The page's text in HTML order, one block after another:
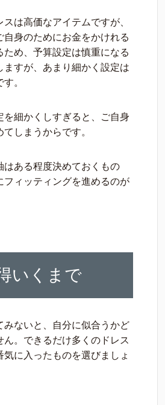
は高価なアイテムですが、
自身のためにお金をかけれる
ため、予算設定は慎重になる
ますが、あまり細かく設定は
。
を細かくしすぎると、ご自身
しまうからです。
はある程度決めておくもの
フィッティングを進めるのが
いくまで
みないと、自分に似合うかど
ん。できるだけ多くのドレス
気に入ったものを選びましょ